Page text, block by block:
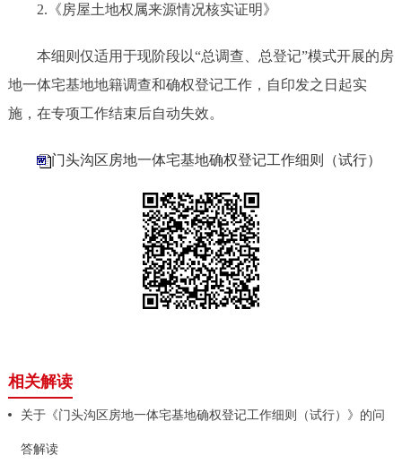
2. 《房屋土地权属来源情况核实证明》
本细则仅适用于现阶段以“总调查、总登记”模式开展的房
地一体宅基地地籍调查和确权登记工作，自印发之日起实
施，在专项工作结束后自动失效。
门头沟区房地一体宅基地确权登记工作细则（试行）
相关解读
关于《门头沟区房地一体宅基地确权登记工作细则（试行）》的问
答解读